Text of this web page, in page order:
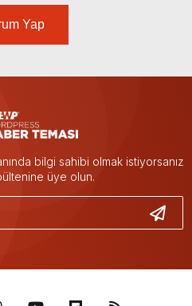
Yap
bilgi sahibi olmak istiyorsanız
üye olun.